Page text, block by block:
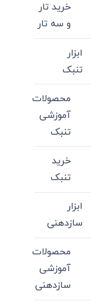
خرید تار
و سه تار
ابزار
تنبک
محصولات
آموزشی
تنبک
خرید
تنبک
ابزار
سازدهنی
محصولات
آموزشی
سازدهنی